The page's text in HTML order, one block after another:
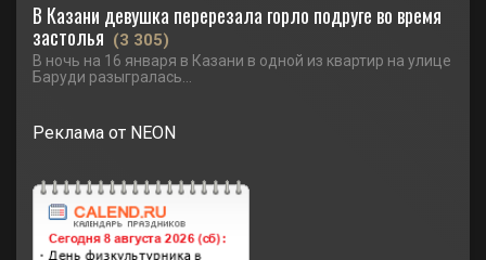
В Казани девушка перерезала горло подруге во время
застолья (3 305)
В ночь на 16 января в Казани в одной из квартир на улице
Баруди разыгралась...
Реклама от NEON